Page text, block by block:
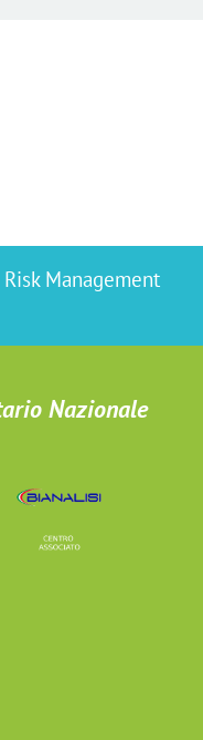
Risk Management
Nazionale